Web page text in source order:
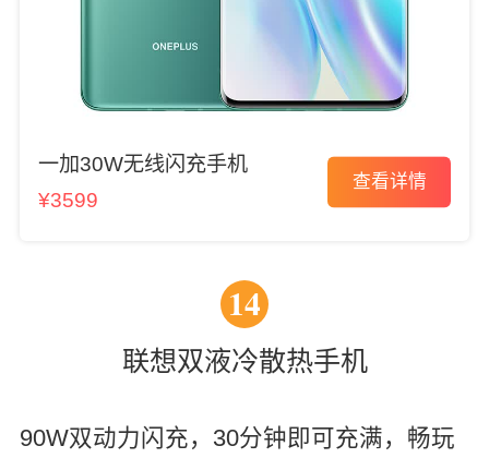
一加30W无线闪充手机
¥3599
查看详情
14
联想双液冷散热手机
90W双动力闪充，30分钟即可充满，畅玩